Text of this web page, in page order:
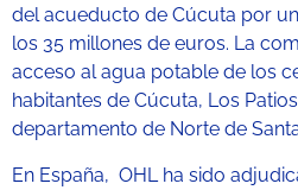
del acueducto de Cúcuta por
los 35 millones de euros. La
acceso al agua potable de los
habitantes de Cúcuta, Los
departamento de Norte de
En España, OHL ha sido